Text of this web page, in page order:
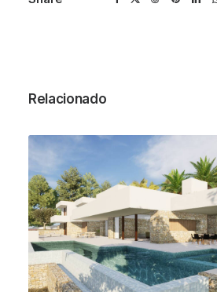
Relacionado